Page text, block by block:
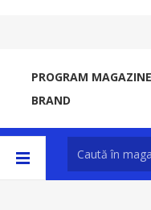
PROGRAM
BRAND